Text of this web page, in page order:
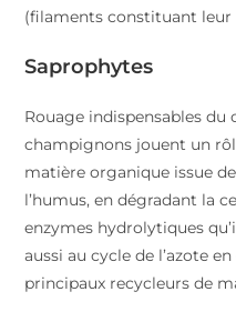
(filaments constituant leur
Saprophytes
Rouage indispensables du
champignons jouent un
matière organique issue
l’humus, en dégradant la
enzymes hydrolytiques
aussi au cycle de l’azote
principaux recycleurs de